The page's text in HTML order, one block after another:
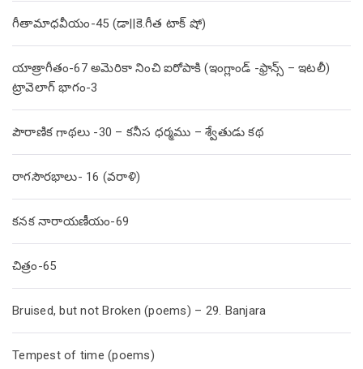
గీతామాధవీయం-45 (డా||కె.గీత టాక్ షో)
యాత్రాగీతం-67 అమెరికా నించి ఐరోపాకి (ఇంగ్లాండ్ -ఫ్రాన్స్ – ఇటలీ)
ట్రావెలాగ్ భాగం-3
పౌరాణిక గాథలు -30 – కనీస ధర్మము – శ్వేతుడు కథ
రాగసౌరభాలు- 16 (వరాళి)
కనక నారాయణీయం-69
చిత్రం-65
Bruised, but not Broken (poems) – 29. Banjara
Tempest of time (poems)